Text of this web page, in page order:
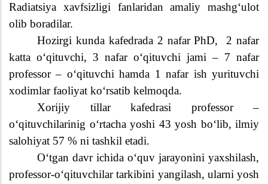
Radiatsiya xavfsizligi fanlaridan amaliy mashg‘ulot
olib boradilar.
Hozirgi kunda kafedrada 2 nafar PhD,
2 nafar
katta o‘qituvchi, 3 nafar o‘qituvchi jami – 7 nafar
professor – o‘qituvchi hamda 1 nafar ish yurituvchi
xodimlar faoliyat ko‘rsatib kelmoqda.
Xorijiy tillar kafedrasi professor –
o‘qituvchilarinig o‘rtacha yoshi 43 yosh bo‘lib, ilmiy
salohiyat 57 % ni tashkil etadi.
O‘tgan davr ichida o‘quv jarayonini yaxshilash,
professor-o‘qituvchilar tarkibini yangilash, ularni yosh